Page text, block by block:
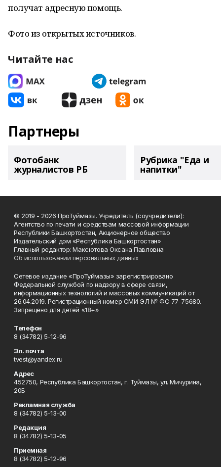
получат адресную помощь.
Фото из открытых источников.
Читайте нас
Партнеры
Фотобанк
журналистов РБ
Рубрика "Еда и
напитки"
© 2019 - 2026 ПроТуймазы. Учредитель (соучредители):
Агентство по печати и средствам массовой информации
Республики Башкортостан, Акционерное общество
Издательский дом «Республика Башкортостан»
Главный редактор: Максютова Оксана Павловна
Об использовании персональных данных
Сетевое издание «ПроТуймазы» зарегистрировано
Федеральной службой по надзору в сфере связи,
информационных технологий и массовых коммуникаций от
26.04.2019. Регистрационный номер СМИ ЭЛ № ФС 77-75680.
Запрещено для детей «18+»
Телефон
8 (34782) 5-12-96
Эл. почта
tvest@yandex.ru
Адрес
452750, Республика Башкортостан, г. Туймазы, ул. Мичурина,
20Б
Рекламная служба
8 (34782) 5-13-00
Редакция
8 (34782) 5-13-05
Приемная
8 (34782) 5-12-96